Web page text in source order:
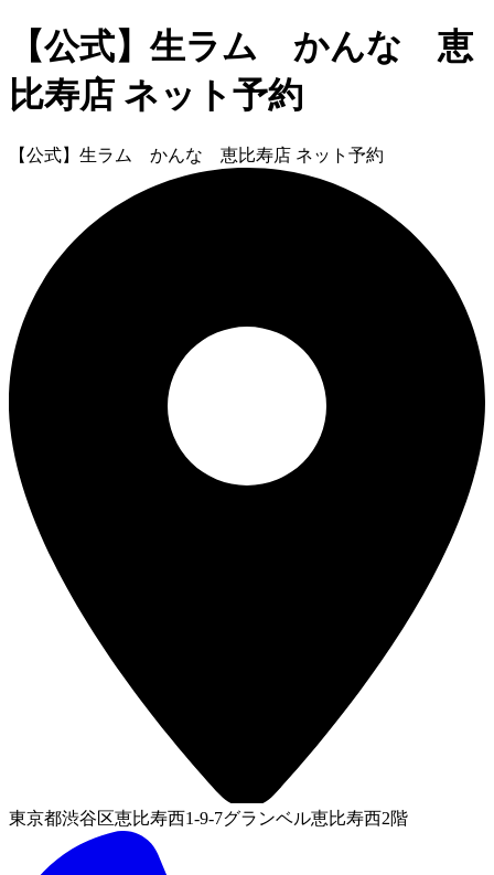
【公式】生ラム かんな 恵
比寿店 ネット予約
【公式】生ラム かんな 恵比寿店 ネット予約
東京都渋谷区恵比寿西1-9-7グランベル恵比寿西2階